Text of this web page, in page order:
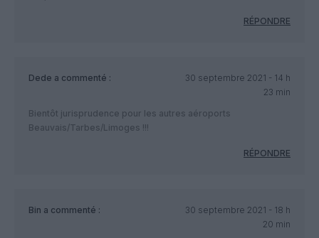
RÉPONDRE
Dede a commenté :
30 septembre 2021 - 14 h
23 min
Bientôt jurisprudence pour les autres aéroports
Beauvais/Tarbes/Limoges !!!
RÉPONDRE
Bin a commenté :
30 septembre 2021 - 18 h
20 min